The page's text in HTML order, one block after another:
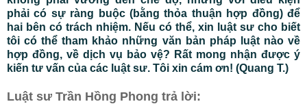
phải có sự ràng buộc (bằng thỏa thuận hợp đồng) để
hai bên có trách nhiệm. Nếu có thể, xin luật sư cho biết
tôi có thể tham khảo những văn bản pháp luật nào về
hợp đồng, về dịch vụ bảo vệ? Rất mong nhận được ý
kiến tư vấn của các luật sư. Tôi xin cám ơn! (Quang T.)
Luật sư Trần Hồng Phong trả lời: